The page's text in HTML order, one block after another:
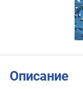
Описание